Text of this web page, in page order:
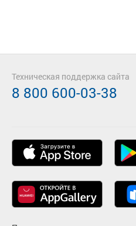
Техническая поддержка сайта
8 800 600-03-38